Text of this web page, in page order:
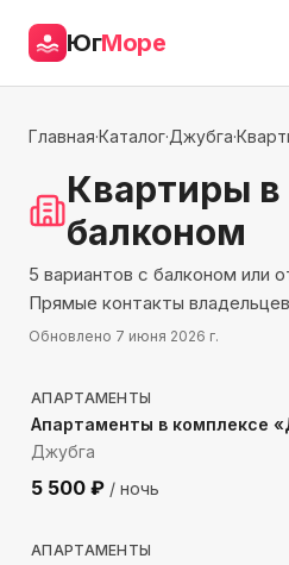
ЮгМоре
Главная·Каталог·Джубга·
Квартиры
балконом
5 вариантов с балконом или
Прямые контакты
Обновлено 7 июня 2026 г.
80м до моря
АПАРТАМЕНТЫ
Апартаменты в комплексе
Джубга
5 500 ₽ / ночь
452м до моря
АПАРТАМЕНТЫ